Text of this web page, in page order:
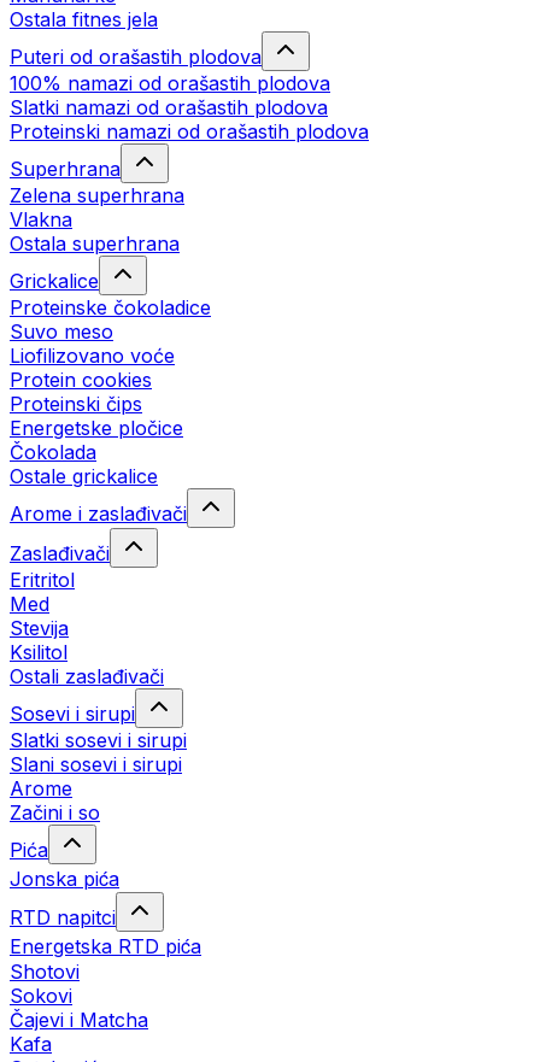
Ostala fitnes jela
Puteri od orašastih plodova
100% namazi od orašastih plodova
Slatki namazi od orašastih plodova
Proteinski namazi od orašastih plodova
Superhrana
Zelena superhrana
Vlakna
Ostala superhrana
Grickalice
Proteinske čokoladice
Suvo meso
Liofilizovano voće
Protein cookies
Proteinski čips
Energetske pločice
Čokolada
Ostale grickalice
Arome i zaslađivači
Zaslađivači
Eritritol
Med
Stevija
Ksilitol
Ostali zaslađivači
Sosevi i sirupi
Slatki sosevi i sirupi
Slani sosevi i sirupi
Arome
Začini i so
Pića
Jonska pića
RTD napitci
Energetska RTD pića
Shotovi
Sokovi
Čajevi i Matcha
Kafa